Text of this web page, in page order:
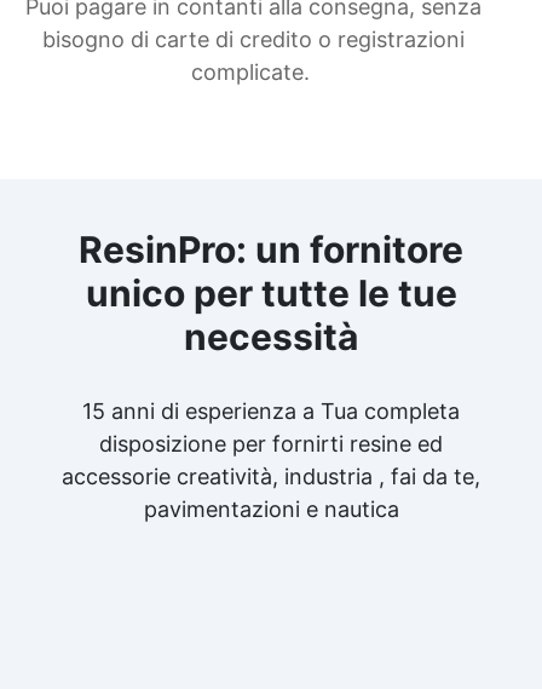
Puoi pagare in contanti alla consegna, senza
bisogno di carte di credito o registrazioni
complicate.
ResinPro: un fornitore
unico per tutte le tue
necessità
15 anni di esperienza a Tua completa
disposizione per fornirti resine ed
accessorie creatività, industria , fai da te,
pavimentazioni e nautica